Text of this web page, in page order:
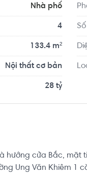
nhiều các nhà
Nhà phố
4
133.4 m²
Nội thất cơ bản
28 tỷ
hướng cửa Bắc, mặt
Ung Văn Khiêm 1